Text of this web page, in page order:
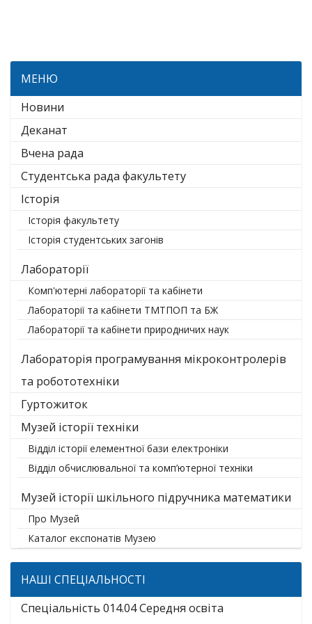
МЕНЮ
Новини
Деканат
Вчена рада
Студентська рада факультету
Історія
Історія факультету
Історія студентських загонів
Лабораторії
Комп'ютерні лабораторії та кабінети
Лабораторії та кабінети ТМТПОП та БЖ
Лабораторії та кабінети природничих наук
Лабораторія програмування мікроконтролерів
та робототехніки
Гуртожиток
Музей історії техніки
Відділ історії елементної бази електроніки
Відділ обчислювальної та комп’ютерної техніки
Музей історії шкільного підручника математики
Про Музей
Каталог експонатів Музею
НАШІ СПЕЦІАЛЬНОСТІ
Спеціальність 014.04 Середня освіта